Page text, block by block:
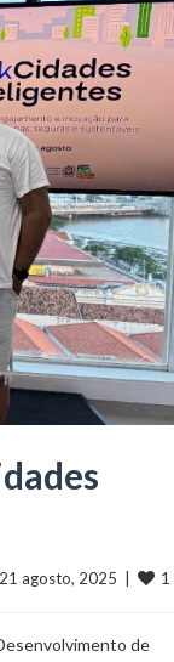
agosto, 2025  |
1
de